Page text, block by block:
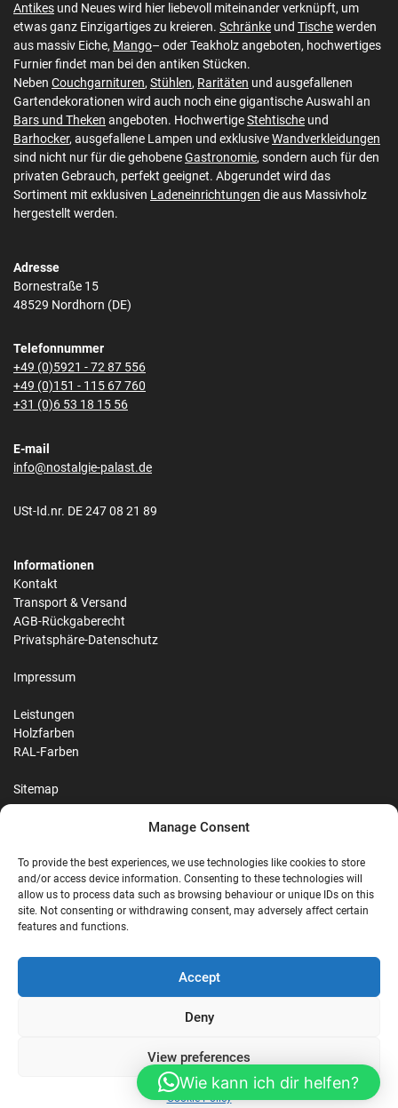
Manage Consent
To provide the best experiences, we use technologies like cookies to store
and/or access device information. Consenting to these technologies will
allow us to process data such as browsing behaviour or unique IDs on this
site. Not consenting or withdrawing consent, may adversely affect certain
features and functions.
Accept
Deny
View preferences
Cookie Policy
Antikes und Neues wird hier liebevoll miteinander verknüpft, um
etwas ganz Einzigartiges zu kreieren. Schränke und Tischewerden
aus massiv Eiche, Mango– oder Teakholz angeboten, hochwertiges
Furnier findet man bei den antiken Stücken.
Neben Couchgarnituren, Stühlen, Raritäten und ausgefallenen
Gartendekorationen wird auch noch eine gigantische Auswahl an
Bars und Theken angeboten. HochwertigeStehtische und
Barhocker, ausgefallene Lampen und exklusiveWandverkleidungen
sind nicht nur für die gehobeneGastronomie, sondern auch für den
privaten Gebrauch, perfekt geeignet. Abgerundet wird das
Sortiment mit exklusiven Ladeneinrichtungen die aus Massivholz
hergestellt werden.
Adresse
Bornestraße 15
48529 Nordhorn (DE)
Telefonnummer
+49 (0)5921 - 72 87 556
+49 (0)151 - 115 67 760
+31 (0)6 53 18 15 56
E-mail
info@nostalgie-palast.de
USt-Id.nr. DE 247 08 21 89
Informationen
Kontakt
Transport & Versand
AGB-Rückgaberecht
Privatsphäre-Datenschutz
Impressum
Leistungen
Holzfarben
RAL-Farben
Sitemap
G Google Reviews
reviews
Wie kann ich dir helfen?